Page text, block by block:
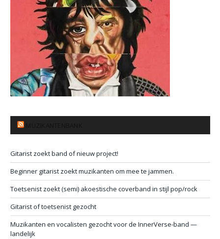
Gitarist zoekt band of nieuw project!
Beginner gitarist zoekt muzikanten om mee te jammen.
Toetsenist zoekt (semi) akoestische coverband in stijl pop/rock
Gitarist of toetsenist gezocht
Muzikanten en vocalisten gezocht voor de InnerVerse-band —
landelijk